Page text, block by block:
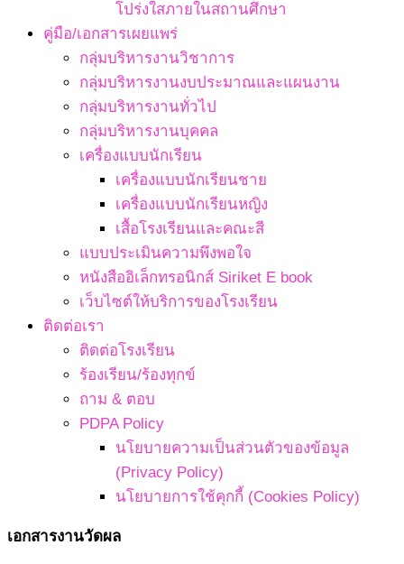
โปร่งใสภายในสถานศึกษา
คู่มือ/เอกสารเผยแพร่
กลุ่มบริหารงานวิชาการ
กลุ่มบริหารงานงบประมาณและแผนงาน
กลุ่มบริหารงานทั่วไป
กลุ่มบริหารงานบุคคล
เครื่องแบบนักเรียน
เครื่องแบบนักเรียนชาย
เครื่องแบบนักเรียนหญิง
เสื้อโรงเรียนและคณะสี
แบบประเมินความพึงพอใจ
หนังสืออิเล็กทรอนิกส์ Siriket E book
เว็บไซต์ให้บริการของโรงเรียน
ติดต่อเรา
ติดต่อโรงเรียน
ร้องเรียน/ร้องทุกข์
ถาม & ตอบ
PDPA Policy
นโยบายความเป็นส่วนตัวของข้อมูล
(Privacy Policy)
นโยบายการใช้คุกกี้ (Cookies Policy)
เอกสารงานวัดผล